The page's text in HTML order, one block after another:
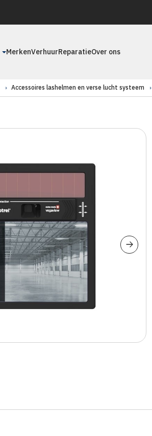
MerkenVerhuurReparatieOver ons
Accessoires lashelmen en verse lucht systeem